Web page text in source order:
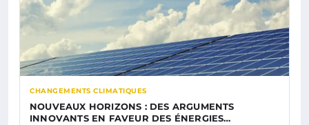
CHANGEMENTS CLIMATIQUES
NOUVEAUX HORIZONS : DES ARGUMENTS
INNOVANTS EN FAVEUR DES ÉNERGIES…